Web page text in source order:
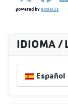
powered bysocial2s
IDIOMA /
Seleccione
Español